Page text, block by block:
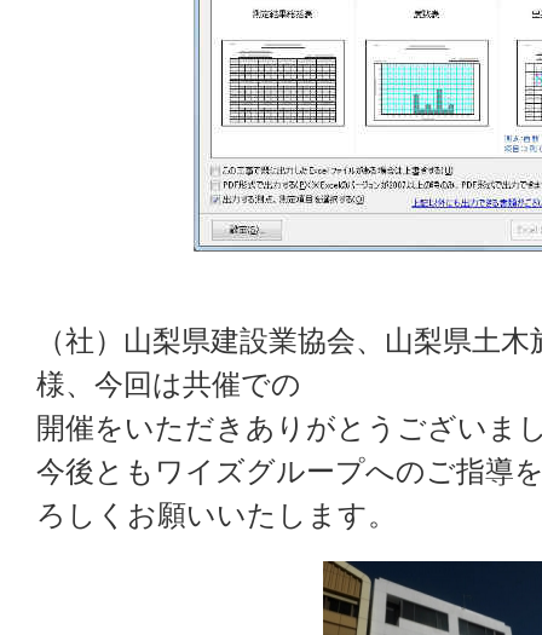
（社）山梨県建設業協会、山梨県土
様、今回は共催での
開催をいただきありがとうございま
今後ともワイズグループへのご指導
ろしくお願いいたします。